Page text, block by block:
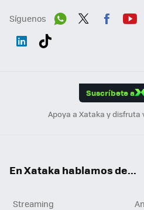
Síguenos
Suscríbete a
Apoya a Xataka y
En Xataka hablamos de...
Streaming